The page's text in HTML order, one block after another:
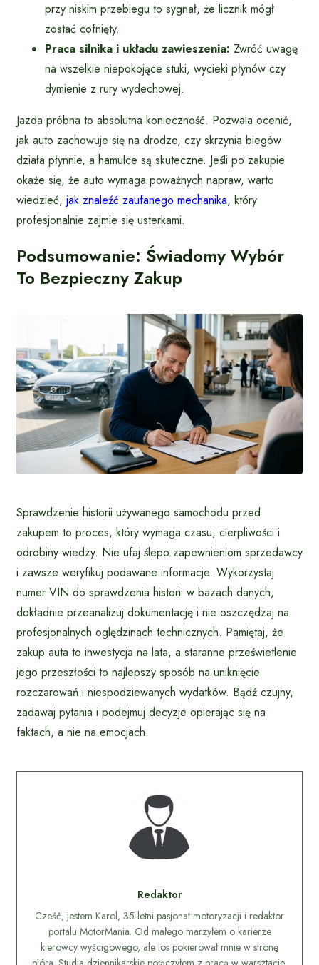
przy niskim przebiegu to sygnał, że licznik mógł
zostać cofnięty.
Praca silnika i układu zawieszenia: Zwróć uwagę
na wszelkie niepokojące stuki, wycieki płynów czy
dymienie z rury wydechowej.
Jazda próbna to absolutna konieczność. Pozwala ocenić,
jak auto zachowuje się na drodze, czy skrzynia biegów
działa płynnie, a hamulce są skuteczne. Jeśli po zakupie
okaże się, że auto wymaga poważnych napraw, warto
wiedzieć, jak znaleźć zaufanego mechanika, który
profesjonalnie zajmie się usterkami.
Podsumowanie: Świadomy Wybór
To Bezpieczny Zakup
Sprawdzenie historii używanego samochodu przed
zakupem to proces, który wymaga czasu, cierpliwości i
odrobiny wiedzy. Nie ufaj ślepo zapewnieniom sprzedawcy
i zawsze weryfikuj podawane informacje. Wykorzystaj
numer VIN do sprawdzenia historii w bazach danych,
dokładnie przeanalizuj dokumentację i nie oszczędzaj na
profesjonalnych oględzinach technicznych. Pamiętaj, że
zakup auta to inwestycja na lata, a staranne prześwietlenie
jego przeszłości to najlepszy sposób na uniknięcie
rozczarowań i niespodziewanych wydatków. Bądź czujny,
zadawaj pytania i podejmuj decyzje opierając się na
faktach, a nie na emocjach.
Redaktor
Cześć, jestem Karol, 35-letni pasjonat motoryzacji i redaktor
portalu MotorMania. Od małego marzyłem o karierze
kierowcy wyścigowego, ale los pokierował mnie w stronę